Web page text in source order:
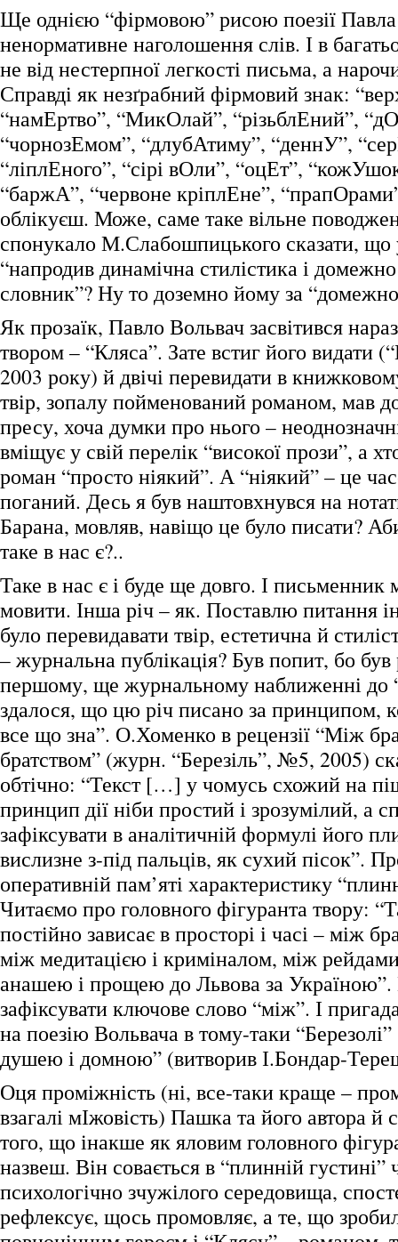
Ще однією “фірмовою” рисою поезії
ненормативне наголошення слів. І в
не від нестерпної легкості письма, а
Справді як незґрабний фірмовий знак:
“намЕртво”, “МикОлай”, “різьблЕний”,
“чорнозЕмом”, “длубАтиму”, “деннУ”,
“ліплЕного”, “сірі вОли”, “оцЕт”,
“баржА”, “червоне кріплЕне”,
облікуєш. Може, саме таке вільне
спонукало М.Слабошпицького сказати, що
“напродив динамічна стилістика і
словник”? Ну то доземно йому за
Як прозаїк, Павло Вольвач засвітився
твором – “Кляса”. Зате встиг його видати
2003 року) й двічі перевидати в
твір, зопалу пойменований романом, мав
пресу, хоча думки про нього –
вміщує у свій перелік “високої прози”, а
роман “просто ніякий”. А “ніякий” – це
поганий. Десь я був наштовхнувся на
Барана, мовляв, навіщо це було писати?
таке в нас є?..
Таке в нас є і буде ще довго. І письменник
мовити. Інша річ – як. Поставлю питання
було перевидавати твір, естетична й
– журнальна публікація? Був попит, бо
першому, ще журнальному наближенні до
здалося, що цю річ писано за принципом,
все що зна”. О.Хоменко в рецензії “Між
братством” (журн. “Березіль”, №5, 2005)
обтічно: “Текст […] у чомусь схожий на
принцип дії ніби простий і зрозумілий, а
зафіксувати в аналітичній формулі його
вислизне з-під пальців, як сухий пісок”.
оперативній пам’яті характеристику
Читаємо про головного фігуранта твору:
постійно зависає в просторі і часі – між
між медитацією і криміналом, між
анашею і прощею до Львова за
зафіксувати ключове слово “між”. І
на поезію Вольвача в тому-таки
душею і домною” (витворив І.Бондар-
Оця проміжність (ні, все-таки краще –
взагалі мІжовість) Пашка та його автора й
того, що інакше як яловим головного
назвеш. Він совається в “плинній густині”
психологічно зчужілого середовища,
рефлексує, щось промовляє, а те, що